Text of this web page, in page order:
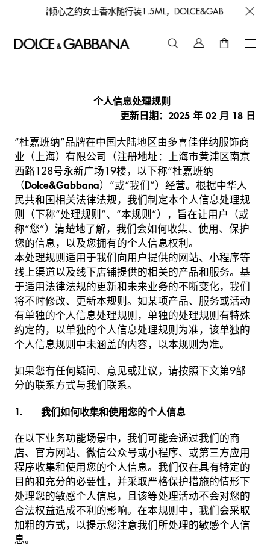
约女士香水随行装1.5ML，DOLCE&GABBANA 期待与您的相遇！
个人信息处理规则
更新日期：2025 年 02 月 18 日
“杜嘉班纳”品牌在中国大陆地区由多喜佳伴纳服饰商
业（上海）有限公司（注册地址：上海市黄浦区南京
西路128号永新广场19楼，以下称“杜嘉班纳
（ Dolce&Gabbana）”或“我们”）经营。根据中华人
民共和国相关法律法规，我们制定本个人信息处理规
则（下称“处理规则”、“本规则”），旨在让用户（或
称“您”）清楚地了解，我们会如何收集、使用、保护
您的信息，以及您拥有的个人信息权利。
本处理规则适用于我们向用户提供的网站、小程序等
线上渠道以及线下店铺提供的相关的产品和服务。基
于适用法律法规的更新和未来业务的不断变化，我们
将不时修改、更新本规则。如某项产品、服务或活动
有单独的个人信息处理规则，单独的处理规则有特殊
约定的，以单独的个人信息处理规则为准，该单独的
个人信息规则中未涵盖的内容，以本规则为准。
如果您有任何疑问、意见或建议，请按照下文第9部
分的联系方式与我们联系。
1. 我们如何收集和使用您的个人信息
在以下业务功能场景中，我们可能会通过我们的商
店、官方网站、微信公众号或小程序、或第三方应用
程序收集和使用您的个人信息。我们仅在具有特定的
目的和充分的必要性，并采取严格保护措施的情形下
处理您的敏感个人信息，且该等处理活动不会对您的
合法权益造成不利的影响。在本规则中，我们会采取
加粗的方式，以提示您注意我们所处理的敏感个人信
息。